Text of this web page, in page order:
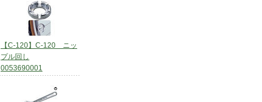
【C-120】C-120 ニッ
プル回し
0053690001